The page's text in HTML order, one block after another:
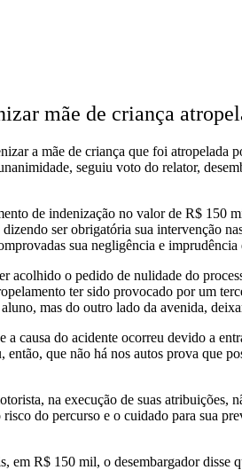
mãe de criança
a mãe de criança que foi atropelada
seguiu voto do relator,
de indenização no valor de R$ 150
ser obrigatória sua intervenção
sua negligência e
acolhido o pedido de nulidade do
ter sido provocado por um
mas do outro lado da avenida,
causa do acidente ocorreu devido a
que não há nos autos prova que
na execução de suas
do percurso e o cuidado para sua
em R$ 150 mil, o desembargador